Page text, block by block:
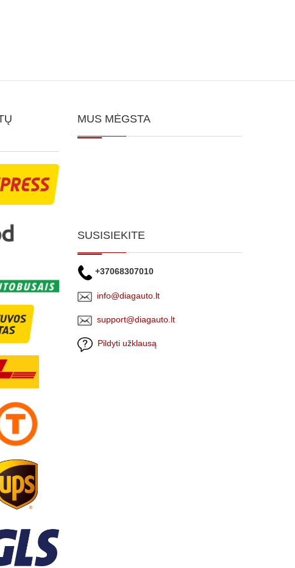
MUS MĖGSTA
SUSISIEKITE
+37068307010
info@diagauto.lt
support@diagauto.lt
Pildyti užklausą